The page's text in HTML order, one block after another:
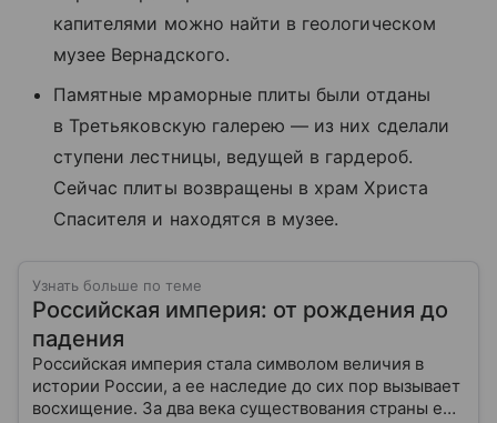
капителями можно найти в геологическом
музее Вернадского.
Памятные мраморные плиты были отданы
в Третьяковскую галерею — из них сделали
ступени лестницы, ведущей в гардероб.
Сейчас плиты возвращены в храм Христа
Спасителя и находятся в музее.
Узнать больше по теме
Российская империя: от рождения до
падения
Российская империя стала символом величия в
истории России, а ее наследие до сих пор вызывает
восхищение. За два века существования страны ее